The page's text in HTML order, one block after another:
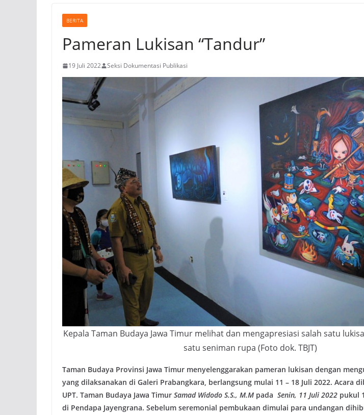
BERITA
Pameran Lukisan “Tandur”
19 Juli 2022 Seksi Dokumentasi Publikasi
Kepala Taman Budaya Jawa Timur melihat dan mengapresiasi salah satu
satu seniman rupa (Foto dok. TBJT)
Taman Budaya Provinsi Jawa Timur menyelenggarakan pameran lukisan dengan
yang dilaksanakan di Galeri Prabangkara, berlangsung mulai 11 – 18 Juli 2022. Acara
UPT. Taman Budaya Jawa Timur Samad Widodo S.S., M.M pada Senin, 11 Juli 2022 pukul
di Pendapa Jayengrana. Sebelum seremonial pembukaan dimulai para undangan